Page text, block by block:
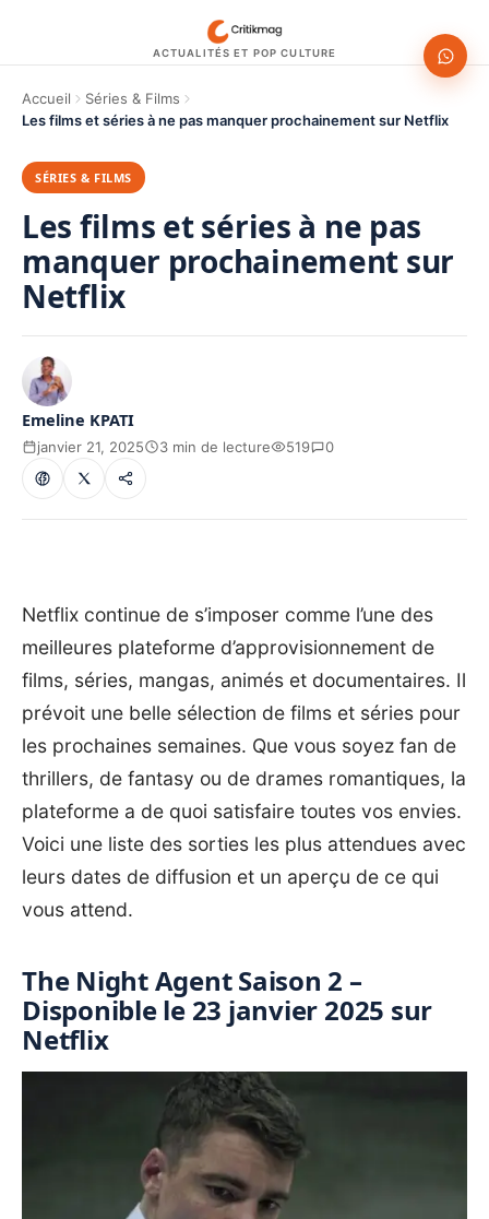
ACTUALITÉS ET POP CULTURE
Accueil
Séries & Films
Les films et séries à ne pas manquer prochainement sur Netflix
SÉRIES & FILMS
Les films et séries à ne pas
manquer prochainement sur
Netflix
Emeline KPATI
janvier 21, 2025 3 min de lecture 519 0
Netflix continue de s’imposer comme l’une des
meilleures plateforme d’approvisionnement de
films, séries, mangas, animés et documentaires. Il
prévoit une belle sélection de films et séries pour
les prochaines semaines. Que vous soyez fan de
thrillers, de fantasy ou de drames romantiques, la
plateforme a de quoi satisfaire toutes vos envies.
Voici une liste des sorties les plus attendues avec
leurs dates de diffusion et un aperçu de ce qui
vous attend.
The Night Agent Saison 2 –
Disponible le 23 janvier 2025 sur
Netflix